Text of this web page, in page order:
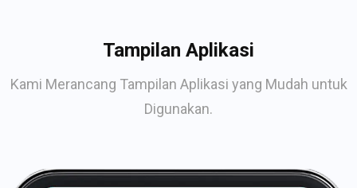
Tampilan Aplikasi
Kami Merancang Tampilan Aplikasi yang Mudah untuk
Digunakan.